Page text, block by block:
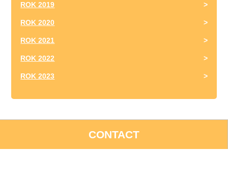
ROK 2019
ROK 2020
ROK 2021
ROK 2022
ROK 2023
CONTACT